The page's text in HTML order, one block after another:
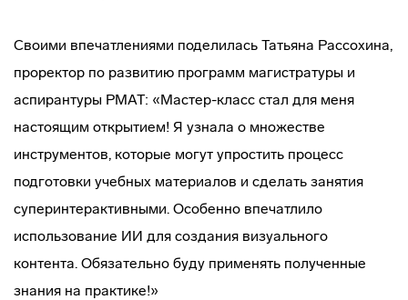
Своими впечатлениями поделилась Татьяна Рассохина,
проректор по развитию программ магистратуры и
аспирантуры РМАТ: «Мастер-класс стал для меня
настоящим открытием! Я узнала о множестве
инструментов, которые могут упростить процесс
подготовки учебных материалов и сделать занятия
суперинтерактивными. Особенно впечатлило
использование ИИ для создания визуального
контента. Обязательно буду применять полученные
знания на практике!»